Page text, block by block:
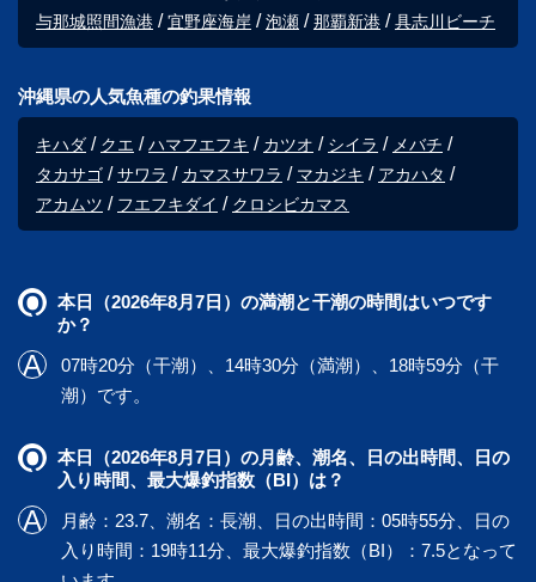
与那城照間漁港
宜野座海岸 泡瀬 那覇新港 具志川ビーチ
沖縄県の人気魚種の釣果情報
キハダ クエ ハマフエフキ カツオ シイラ
メバチ
タカサゴ
サワラ カマスサワラ マカジキ
アカハタ
アカムツ
フエフキダイ クロシビカマス
本日（2026年8月7日）の満潮と干潮の時間はいつです
か？
07時20分（干潮）、14時30分（満潮）、18時59分（干
潮）です。
本日（2026年8月7日）の月齢、潮名、日の出時間、日の
入り時間、最大爆釣指数（BI）は？
月齢：23.7、潮名：長潮、日の出時間：05時55分、日の
入り時間：19時11分、最大爆釣指数（BI）：7.5となって